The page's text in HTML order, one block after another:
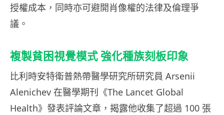
授權成本，同時亦可避開肖像權的法律及倫理爭
議。
複製貧困視覺模式 強化種族刻板印象
比利時安特衛普熱帶醫學研究所研究員 Arsenii
Alenichev 在醫學期刊《The Lancet Global
Health》發表評論文章，揭露他收集了超過 100 張